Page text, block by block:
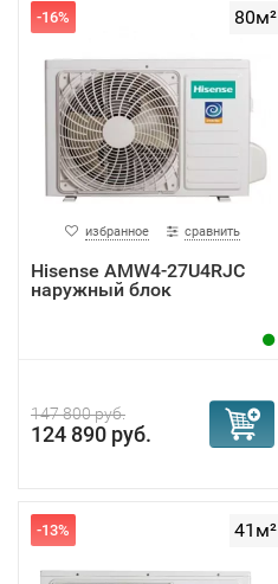
80м²
-16%
избранное сравнить
Hisense AMW4-27U4RJC
наружный блок
147 800 руб.
124 890 руб.
41м²
-13%